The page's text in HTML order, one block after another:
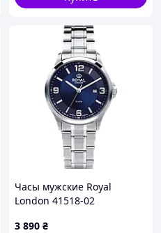
Часы мужские Royal
London 41518-02
3 890 ₴